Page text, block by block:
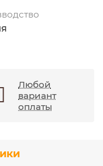
Любой
вариант
оплаты